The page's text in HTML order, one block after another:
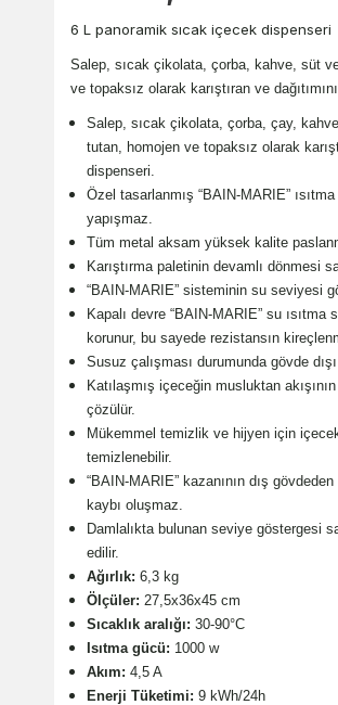
6 L panoramik sıcak içecek dispenseri
Salep, sıcak çikolata, çorba, kahve, süt
ve topaksız olarak karıştıran ve
Salep, sıcak çikolata, çorba, çay,
tutan, homojen ve topaksız olarak
dispenseri.
Özel tasarlanmış “BAIN-MARIE”
yapışmaz.
Tüm metal aksam yüksek kalite
Karıştırma paletinin devamlı dönmesi
“BAIN-MARIE” sisteminin su seviyesi
Kapalı devre “BAIN-MARIE” su
korunur, bu sayede rezistansın
Susuz çalışması durumunda gövde
Katılaşmış içeceğin musluktan
çözülür.
Mükemmel temizlik ve hijyen için
temizlenebilir.
“BAIN-MARIE” kazanının dış
kaybı oluşmaz.
Damlalıkta bulunan seviye göstergesi
edilir.
Ağırlık: 6,3 kg
Ölçüler: 27,5x36x45 cm
Sıcaklık aralığı: 30-90°C
Isıtma gücü: 1000 w
Akım: 4,5 A
Enerji Tüketimi: 9 kWh/24h